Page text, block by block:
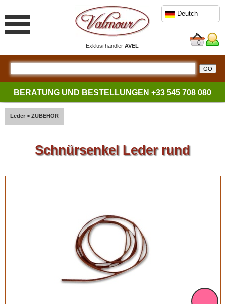
ExklusifhändlerAVEL
Deutch
0
BERATUNG UND BESTELLUNGEN +33 545 708 080
Leder > ZUBEHÖR
Schnürsenkel Leder rund